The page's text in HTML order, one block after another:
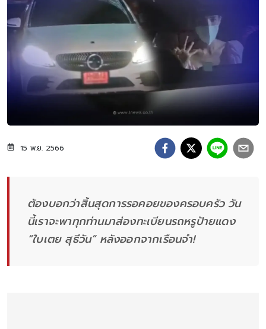
15 พ.ย. 2566
ต้องบอกว่าสิ้นสุดการรอคอยของครอบครัว วัน
นี้เราจะพาทุกท่านมาส่องทะเบียนรถหรูป้ายแดง
“ใบเตย สุธีวัน” หลังออกจากเรือนจำ!